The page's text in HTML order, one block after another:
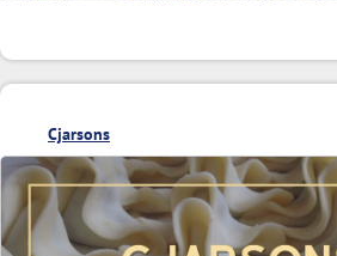
Cjarsons